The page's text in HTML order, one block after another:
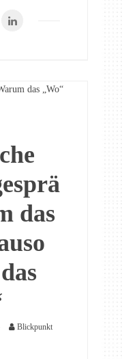
das
Blickpunkt